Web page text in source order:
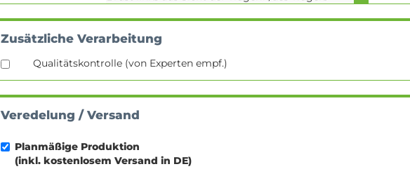
Zusätzliche Verarbeitung
Qualitätskontrolle (von Experten empf.)
Veredelung / Versand
Planmäßige Produktion
(inkl. kostenlosem Versand in DE)